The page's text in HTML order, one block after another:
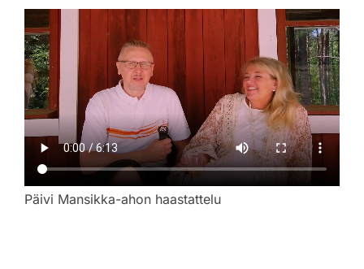
Päivi Mansikka-ahon haastattelu